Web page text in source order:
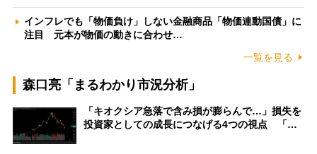
インフレでも「物価負け」しない金融商品「物価連動国債」に
注目 元本が物価の動きに合わせ…
一覧を見る
森口亮「まるわかり市況分析」
「キオクシア急落で含み損が膨らんで…」損失を
投資家としての成長につなげる4つの視点 「…